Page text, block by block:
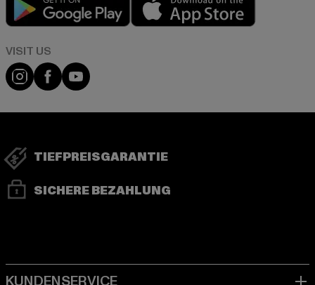
Visit our Instagram page:
Visit our Facebook page:
Visit our YouTube channel:
TIEFPREISGARANTIE
SICHERE BEZAHLUNG